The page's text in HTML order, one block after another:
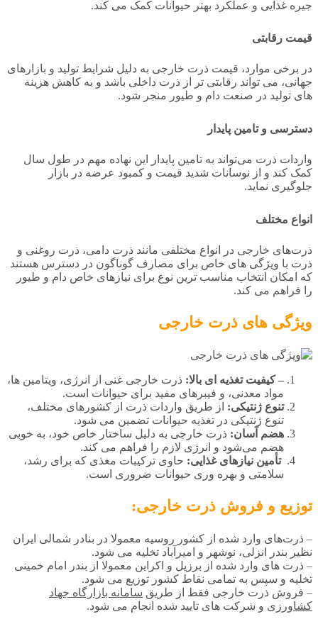
جیره غذایی و عملکرد بهتر حیوانات کمک می‌ کند.
قیمت رقابتی
در برخی موارد، قیمت ذرت خارجی به دلیل شرایط تولید و بازارهای
جهانی، می‌ تواند رقابتی‌ تر از ذرت داخلی باشد و به کاهش هزینه‌
های تولید در صنعت دام و طیور منجر شود.
دسترسی و تامین پایدار
واردات ذرت می‌تواند به تامین پایدار این نهاده مهم در طول سال
کمک کند و از نوسانات شدید قیمت و کمبود عرضه در بازار
جلوگیری نماید.
انواع مختلف
ذرت‌های خارجی در انواع مختلفی مانند ذرت دامی، ذرت روغنی و
ذرت با ویژگی‌ های خاص برای مصارف گوناگون در دسترس هستند
که امکان انتخاب مناسب‌ ترین نوع برای نیازهای خاص دام و طیور
را فراهم می‌ کند.
ویژگی های ذرت خارجی
– کیفیت تغذیه‌ ای بالا: ذرت خارجی غنی از انرژی، ویتامین‌ ها،
مواد معدنی، و فیبرهای مفید برای حیوانات است.
تنوع ژنتیکی: از طریق واردات ذرت از کشورهای مختلف،
تنوع ژنتیکی در تغذیه حیوانات تضمین می‌ شود.
هضم آسان: ذرت خارجی به دلیل ساختار خاص خود، به خوبی
هضم می‌شود و انرژی لازم را فراهم می‌ کند.
تأمین نیازهای غذایی: حاوی ترکیبات مغذی که برای رشد،
سلامتی و بهره‌ وری حیوانات ضروری است.
توزیع و فروش ذرت خارجی:
– ذرت‌های وارد شده از کشور روسیه معمولا در بنادر شمالی ایران
نظیر بندر انزلی، نوشهر و امیرآباد تخلیه می‌ شود.
– ذرت‌ های وارد شده از برزیل و اکراین معمولا از بندر امام خمینی
تخلیه و سپس به تمامی نقاط کشور توزیع می‌ شود.
– فروش ذرت خارجی فقط از طریق سامانه بازارگاه جهاد
کشاورزی و شرکت‌ های تایید شده انجام می‌ شود.